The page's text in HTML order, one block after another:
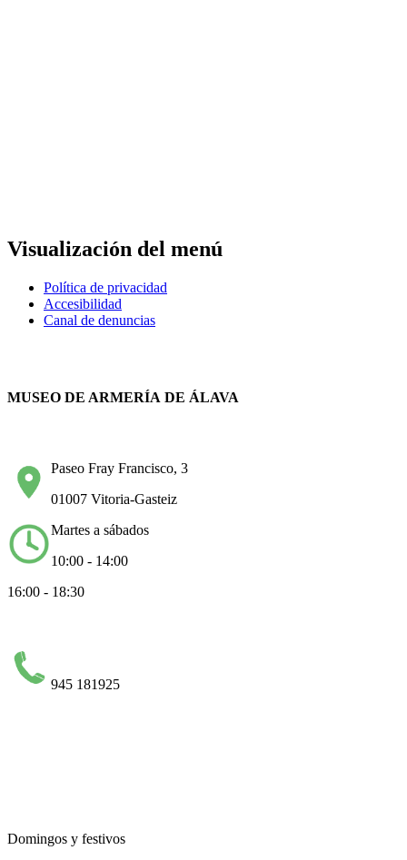
Visualización del menú
Política de privacidad
Accesibilidad
Canal de denuncias
MUSEO DE ARMERÍA DE ÁLAVA
Paseo Fray Francisco, 3
01007 Vitoria-Gasteiz
Martes a sábados
10:00 - 14:00
16:00 - 18:30
945 181925
Domingos y festivos